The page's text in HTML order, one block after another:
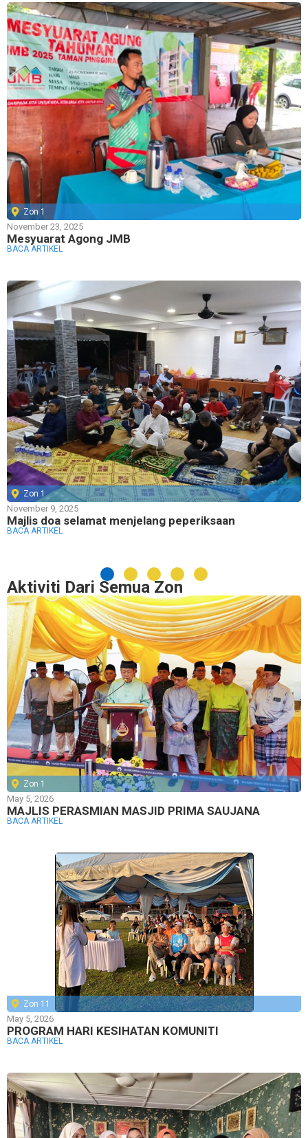
Zon 1
November 23, 2025
Mesyuarat Agong JMB
BACA ARTIKEL
Zon 1
November 9, 2025
Majlis doa selamat menjelang peperiksaan
BACA ARTIKEL
Aktiviti Dari Semua Zon
Zon 1
May 5, 2026
MAJLIS PERASMIAN MASJID PRIMA SAUJANA
BACA ARTIKEL
Zon 11
May 5, 2026
PROGRAM HARI KESIHATAN KOMUNITI
BACA ARTIKEL